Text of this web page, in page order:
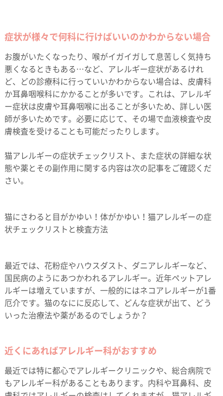
症状が様々で何科に行けばいいのかわからない場合
お腹がいたくなったり、喉がイガイガして息苦しく気持ち
悪くなるときもある…など、アレルギー症状があるけれ
ど、どの診療科に行っていいかわからない場合は、皮膚科
か耳鼻咽喉科にかかることが多いです。これは、アレルギ
ー症状は皮膚や耳鼻咽喉に出ることが多いため、詳しい医
師が多いためです。必要に応じて、その場で血液検査や皮
膚検査を受けることも可能だったりします。
猫アレルギーの症状チェックリスト、また症状の詳細な状
態や薬とその副作用に関する内容は次の記事をご確認くだ
さい。
猫にさわると目がかゆい！体がかゆい！猫アレルギーの症
状チェックリストと検査方法
最近では、花粉症やハウスダスト、ダニアレルギーなど、
国民病のようにあつかわれるアレルギー。近年ペットアレ
ルギーは増えていますが、一般的にはネコアレルギーが1番
厄介です。猫のなにに反応して、どんな症状が出て、どう
いった治療法や薬があるのでしょうか？
近くにあればアレルギー科がおすすめ
最近では特に都心でアレルギークリニックや、総合病院で
もアレルギー科があることもあります。内科や耳鼻科、皮